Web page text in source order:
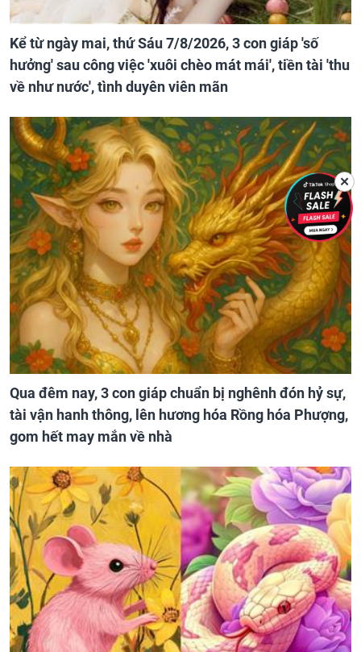
Kể từ ngày mai, thứ Sáu 7/8/2026, 3 con giáp 'số
hưởng' sau công việc 'xuôi chèo mát mái', tiền tài 'thu
về như nước', tình duyên viên mãn
Qua đêm nay, 3 con giáp chuẩn bị nghênh đón hỷ sự,
tài vận hanh thông, lên hương hóa Rồng hóa Phượng,
gom hết may mắn về nhà
✕